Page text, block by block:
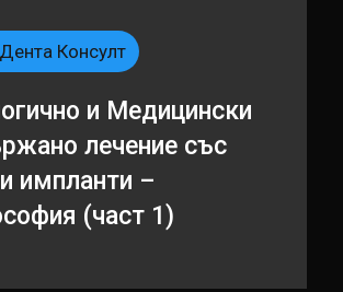
Консулт
и Медицински
лечение със
импланти –
(част 1)